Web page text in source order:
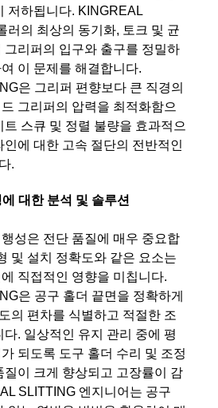
저하됩니다. KINGREAL
러의 최상의 동기화, 토크 및 균
그리퍼의 입구와 출구를 정밀하
이 문제를 해결합니다.
은 그리퍼 편향보다 큰 직경의
그리퍼의 압력을 최적화함으
트 스큐 및 정렬 불량을 효과적으
인에 대한 고속 절단의 전반적인
.
대한 분석 및 솔루션
성은 전단 품질에 매우 중요합
및 설치 정확도와 같은 요소는
직접적인 영향을 미칩니다.
은 공구 홀더 끝면을 정확하게
의 편차를 식별하고 적절한 조
. 일상적인 유지 관리 중에 평
되도록 도구 홀더 수리 및 조정
질이 크게 향상되고 고장률이 감
SLITTING 엔지니어는 공구